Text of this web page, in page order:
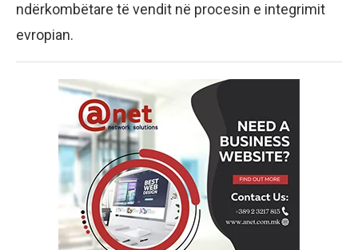
ndërkombëtare të vendit në procesin e integrimit
evropian.